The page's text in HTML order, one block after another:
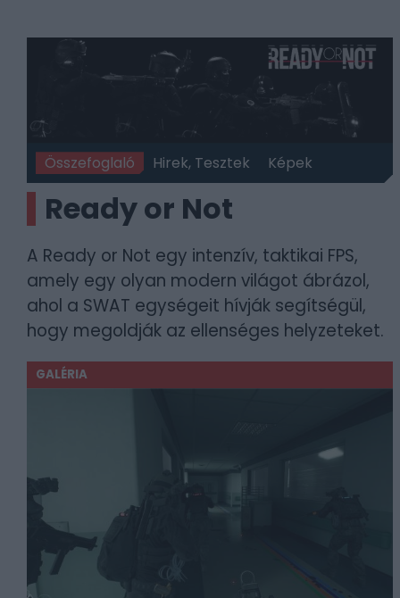
Összefoglaló Hirek, Tesztek Képek
Ready or Not
A Ready or Not egy intenzív, taktikai FPS,
amely egy olyan modern világot ábrázol,
ahol a SWAT egységeit hívják segítségül,
hogy megoldják az ellenséges helyzeteket.
GALÉRIA